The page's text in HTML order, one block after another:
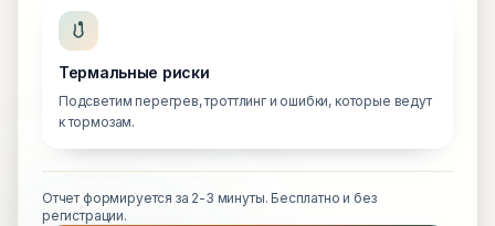
Термальные риски
Подсветим перегрев, троттлинг и ошибки, которые ведут
к тормозам.
Отчет формируется за 2-3 минуты. Бесплатно и без
регистрации.